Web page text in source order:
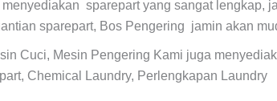
sparepart yang sangat lengkap,
sparepart, Bos Pengering jamin akan
Cuci, Mesin Pengering Kami juga
Chemical Laundry, Perlengkapan Laundry